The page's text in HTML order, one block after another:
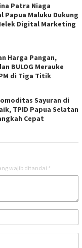
Patra Niaga
Papua Maluku Dukung
Digital Marketing
Harga Pangan,
BULOG Merauke
di Tiga Titik
Sayuran di
TPID Papua Selatan
Cepat
wajib ditandai *